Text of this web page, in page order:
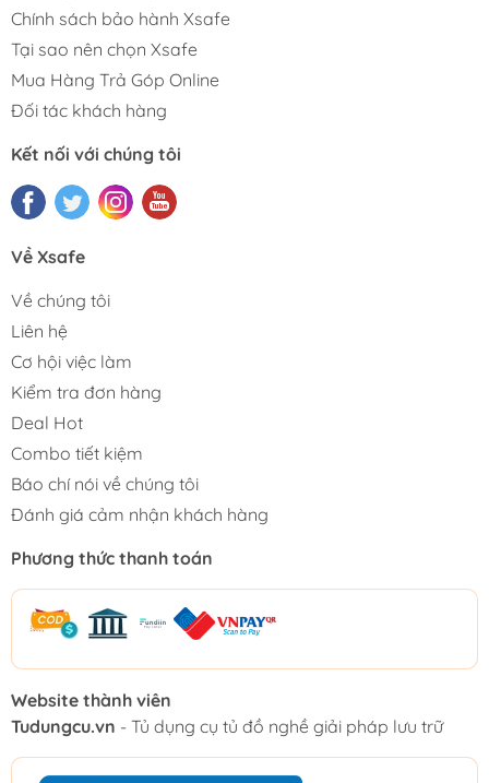
Chính sách bảo hành Xsafe
Tại sao nên chọn Xsafe
Mua Hàng Trả Góp Online
Đối tác khách hàng
Kết nối với chúng tôi
Về Xsafe
Về chúng tôi
Liên hệ
Cơ hội việc làm
Kiểm tra đơn hàng
Deal Hot
Combo tiết kiệm
Báo chí nói về chúng tôi
Đánh giá cảm nhận khách hàng
Phương thức thanh toán
Website thành viên
Tudungcu.vn - Tủ dụng cụ tủ đồ nghề giải pháp lưu trữ